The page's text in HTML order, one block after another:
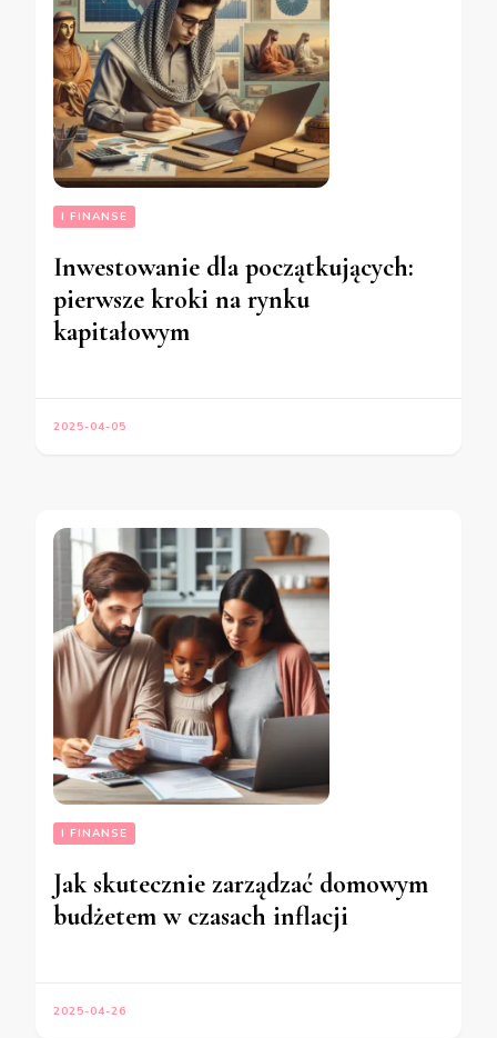
I FINANSE
Inwestowanie dla początkujących:
pierwsze kroki na rynku
kapitałowym
2025-04-05
I FINANSE
Jak skutecznie zarządzać domowym
budżetem w czasach inflacji
2025-04-26